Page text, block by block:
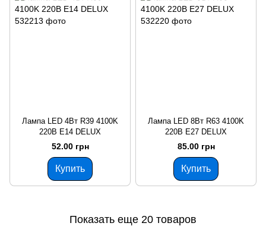
Лампа LED 4Вт R39 4100K
220В E14 DELUX
52.00 грн
Купить
Лампа LED 8Вт R63 4100K
220В E27 DELUX
85.00 грн
Купить
Показать еще 20 товаров